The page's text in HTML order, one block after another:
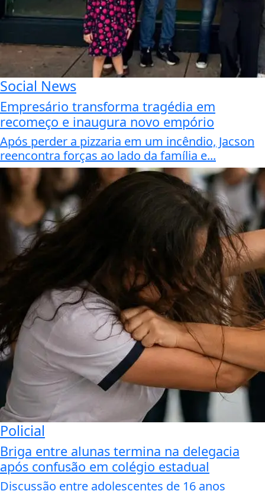
Social News
Empresário transforma tragédia em
recomeço e inaugura novo empório
Após perder a pizzaria em um incêndio, Jacson
reencontra forças ao lado da família e...
Policial
Briga entre alunas termina na delegacia
após confusão em colégio estadual
Discussão entre adolescentes de 16 anos